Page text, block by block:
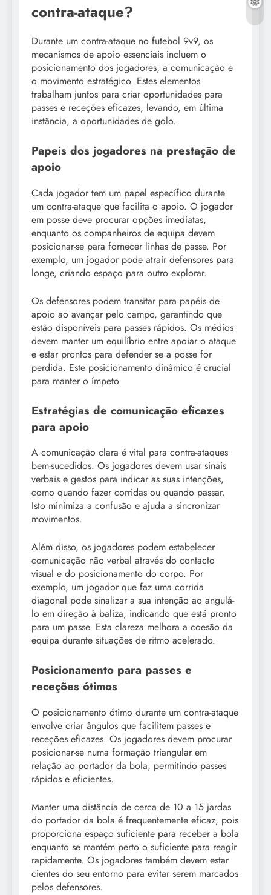
contra-ataque?
Durante um contra-ataque no futebol 9v9, os
mecanismos de apoio essenciais incluem o
posicionamento dos jogadores, a comunicação e
o movimento estratégico. Estes elementos
trabalham juntos para criar oportunidades para
passes e receções eficazes, levando, em última
instância, a oportunidades de golo.
Papeis dos jogadores na prestação de
apoio
Cada jogador tem um papel específico durante
um contra-ataque que facilita o apoio. O jogador
em posse deve procurar opções imediatas,
enquanto os companheiros de equipa devem
posicionar-se para fornecer linhas de passe. Por
exemplo, um jogador pode atrair defensores para
longe, criando espaço para outro explorar.
Os defensores podem transitar para papéis de
apoio ao avançar pelo campo, garantindo que
estão disponíveis para passes rápidos. Os médios
devem manter um equilíbrio entre apoiar o ataque
e estar prontos para defender se a posse for
perdida. Este posicionamento dinâmico é crucial
para manter o ímpeto.
Estratégias de comunicação eficazes
para apoio
A comunicação clara é vital para contra-ataques
bem-sucedidos. Os jogadores devem usar sinais
verbais e gestos para indicar as suas intenções,
como quando fazer corridas ou quando passar.
Isto minimiza a confusão e ajuda a sincronizar
movimentos.
Além disso, os jogadores podem estabelecer
comunicação não verbal através do contacto
visual e do posicionamento do corpo. Por
exemplo, um jogador que faz uma corrida
diagonal pode sinalizar a sua intenção ao angulá-
lo em direção à baliza, indicando que está pronto
para um passe. Esta clareza melhora a coesão da
equipa durante situações de ritmo acelerado.
Posicionamento para passes e
receções ótimos
O posicionamento ótimo durante um contra-ataque
envolve criar ângulos que facilitem passes e
receções eficazes. Os jogadores devem procurar
posicionar-se numa formação triangular em
relação ao portador da bola, permitindo passes
rápidos e eficientes.
Manter uma distância de cerca de 10 a 15 jardas
do portador da bola é frequentemente eficaz, pois
proporciona espaço suficiente para receber a bola
enquanto se mantém perto o suficiente para reagir
rapidamente. Os jogadores também devem estar
cientes do seu entorno para evitar serem marcados
pelos defensores.